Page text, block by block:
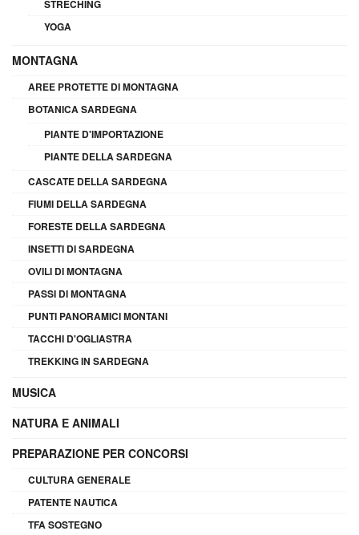
STRECHING
YOGA
MONTAGNA
AREE PROTETTE DI MONTAGNA
BOTANICA SARDEGNA
PIANTE D'IMPORTAZIONE
PIANTE DELLA SARDEGNA
CASCATE DELLA SARDEGNA
FIUMI DELLA SARDEGNA
FORESTE DELLA SARDEGNA
INSETTI DI SARDEGNA
OVILI DI MONTAGNA
PASSI DI MONTAGNA
PUNTI PANORAMICI MONTANI
TACCHI D'OGLIASTRA
TREKKING IN SARDEGNA
MUSICA
NATURA E ANIMALI
PREPARAZIONE PER CONCORSI
CULTURA GENERALE
PATENTE NAUTICA
TFA SOSTEGNO